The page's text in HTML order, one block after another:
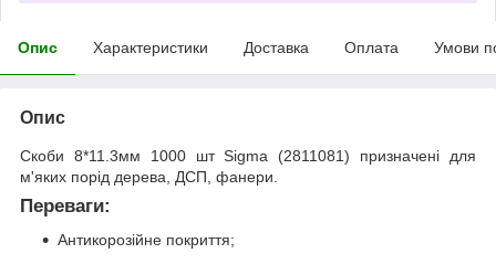
Опис Характеристики Доставка Оплата Умови
Опис
Скоби 8*11.3мм 1000 шт Sigma (2811081) призначені для
м'яких порід дерева, ДСП, фанери.
Переваги:
Антикорозійне покриття;